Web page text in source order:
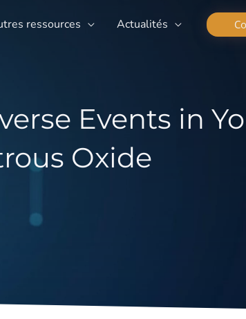
ressources Actualités
Events in
Oxide